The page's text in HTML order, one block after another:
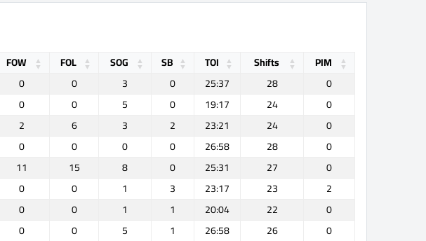
FOW FOL SOG SB TOI Shifts
PIM
0 0 3 0 25:37 28
0
0 0 5 0 19:17 24
0
2 6 3 2 23:21 24
0
0 0 0 0 26:58 28
0
11 15 8 0 25:31 27
0
0 0 1 3 23:17 23
2
0 0 1 1 20:04 22
0
0 0 5 1 26:58 26
0